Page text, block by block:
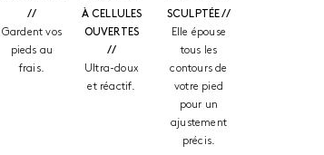
//
Gardent vos
pieds au
frais.
À CELLULES
OUVERTES
//
Ultra-doux
et réactif.
SCULPTÉE //
Elle épouse
tous les
contours de
votre pied
pour un
ajustement
précis.